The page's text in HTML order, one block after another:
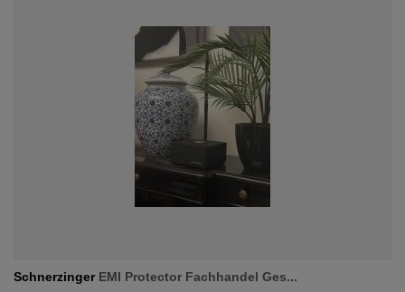
Schnerzinger EMI Protector Fachhandel Ges...